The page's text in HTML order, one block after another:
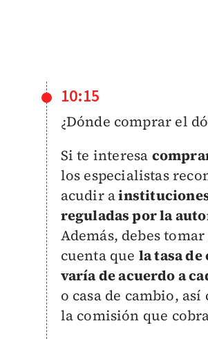
10:15
¿Dónde comprar el
​Si te interesa
los especialistas
acudir a
reguladas por la
Además, debes
cuenta que la tasa
varía de acuerdo a
o casa de cambio,
la comisión que